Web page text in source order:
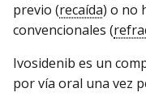
previo (recaída) o no
convencionales (
Ivosidenib es un
por vía oral una vez